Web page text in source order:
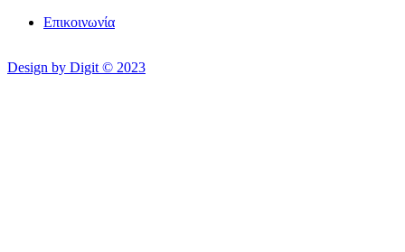
Επικοινωνία
Design by Digit © 2023